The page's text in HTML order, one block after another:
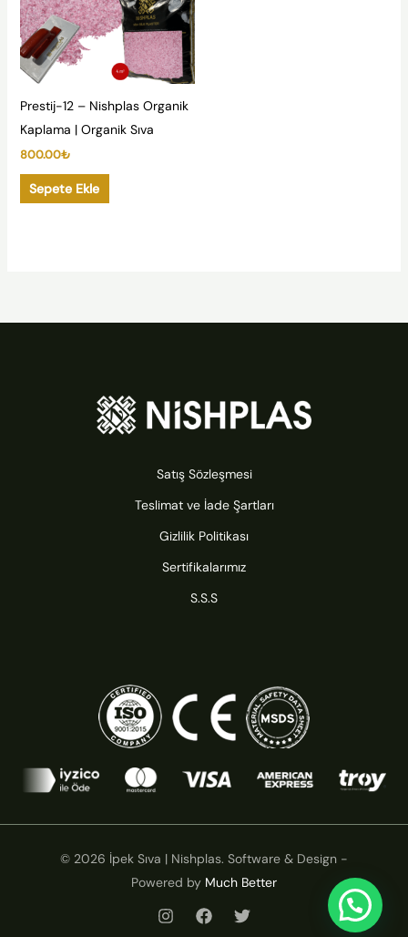
Prestij-12 – Nishplas Organik
Kaplama | Organik Sıva
800.00₺
Sepete Ekle
Satış Sözleşmesi
Teslimat ve İade Şartları
Gizlilik Politikası
Sertifikalarımız
S.S.S
© 2026 İpek Sıva | Nishplas. Software & Design -
Powered by Much Better